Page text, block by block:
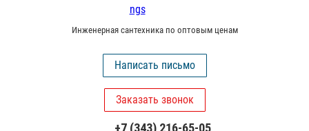
Инженерная сантехника по оптовым ценам
Написать письмо
Заказать звонок
+7 (343) 216-65-05